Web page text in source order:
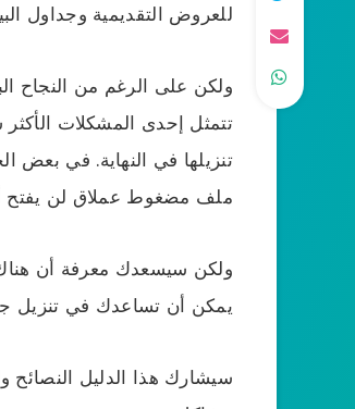
للعروض التقديمية وجداول
ولكن على الرغم من النجاح
تتمثل إحدى المشكلات
تنزيلها في النهاية. في بعض
ملف مضغوط عملاق لن يفتح
ولكن سيسعدك معرفة أن
يمكن أن تساعدك في تنزيل
سيشارك هذا الدليل